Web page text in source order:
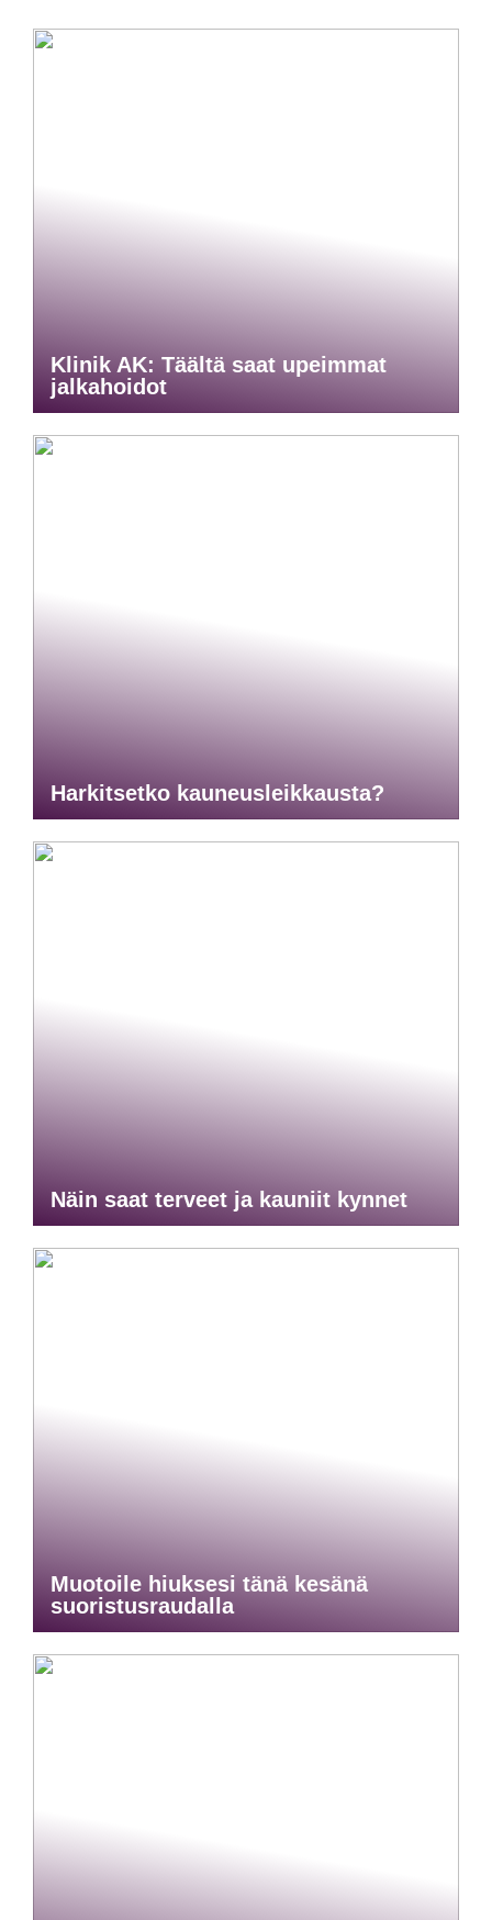
Klinik AK: Täältä saat upeimmat
jalkahoidot
Harkitsetko kauneusleikkausta?
Näin saat terveet ja kauniit kynnet
Muotoile hiuksesi tänä kesänä
suoristusraudalla